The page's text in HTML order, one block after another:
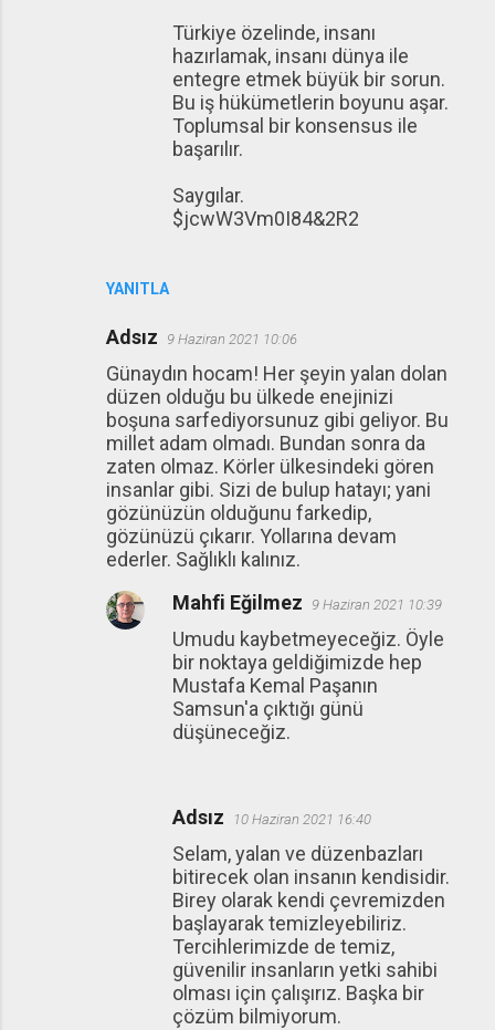
YANITLA
Türkiye özelinde, insanı
hazırlamak, insanı dünya ile
entegre etmek büyük bir sorun.
Bu iş hükümetlerin boyunu aşar.
Toplumsal bir konsensus ile
başarılır.
Saygılar.
$jcwW3Vm0I84&2R2
Adsız 9 Haziran 2021 10:06
Günaydın hocam! Her şeyin yalan dolan
düzen olduğu bu ülkede enejinizi
boşuna sarfediyorsunuz gibi geliyor. Bu
millet adam olmadı. Bundan sonra da
zaten olmaz. Körler ülkesindeki gören
insanlar gibi. Sizi de bulup hatayı; yani
gözünüzün olduğunu farkedip,
gözünüzü çıkarır. Yollarına devam
ederler. Sağlıklı kalınız.
Mahfi Eğilmez 9 Haziran 2021 10:39
Umudu kaybetmeyeceğiz. Öyle
bir noktaya geldiğimizde hep
Mustafa Kemal Paşanın
Samsun'a çıktığı günü
düşüneceğiz.
Adsız 10 Haziran 2021 16:40
Selam, yalan ve düzenbazları
bitirecek olan insanın kendisidir.
Birey olarak kendi çevremizden
başlayarak temizleyebiliriz.
Tercihlerimizde de temiz,
güvenilir insanların yetki sahibi
olması için çalışırız. Başka bir
çözüm bilmiyorum.